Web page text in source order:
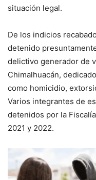
situación legal.
De los indicios
detenido
delictivo generador de
Chimalhuacán,
como homicidio,
Varios integrantes de
detenidos por la
2021 y 2022.